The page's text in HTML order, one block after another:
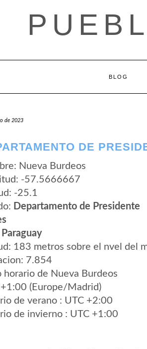
BLOG
de 2023
DE
Nueva Burdeos
-57.5666667
-25.1
Departamento de Presidente
Paraguay
183 metros sobre el nvel del
7.854
horario de Nueva Burdeos
+1:00 (Europe/Madrid)
de verano : UTC +2:00
de invierno : UTC +1:00